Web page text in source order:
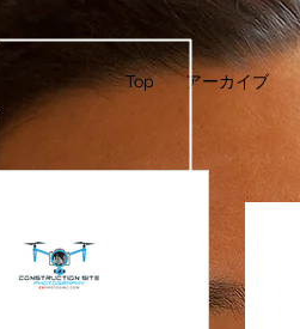
Top アーカイブ